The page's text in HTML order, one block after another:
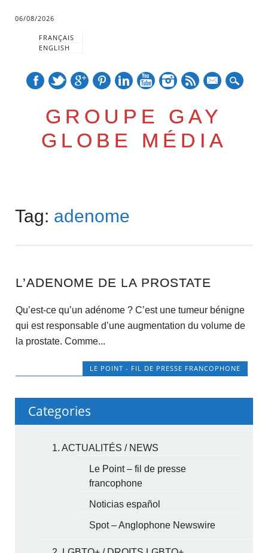
06/08/2026
FRANÇAIS
ENGLISH
GROUPE GAY
GLOBE MÉDIA
Main menu
content
Tag: adenome
L’ADENOME DE LA PROSTATE
Quʼest-ce quʼun adénome ? Cʼest une tumeur bénigne
qui est responsable dʼune augmentation du volume de
la prostate. Comme...
LE POINT - FIL DE PRESSE FRANCOPHONE
Categories
1. ACTUALITÉS / NEWS
Le Point – fil de presse
francophone
Noticias español
Spot – Anglophone Newswire